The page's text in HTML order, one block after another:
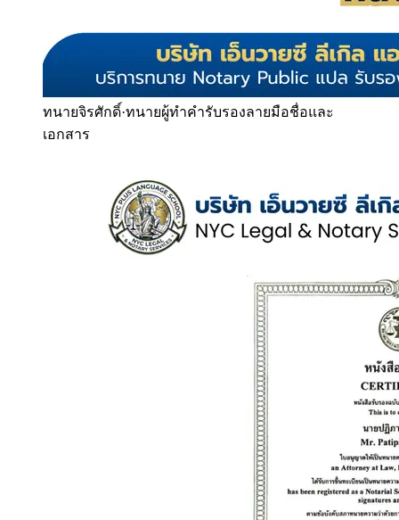
ทนายจิรศักดิ์·ทนายผู้ทำคำรับรองลายมือชื่อและ
เอกสาร